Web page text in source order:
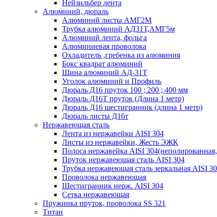
Нейзильбер лента
Алюминий, дюраль
Алюминий листы АМГ2М
Трубка алюминий АД31Т,АМГ5м
Алюминий лента, фольга
Алюминиевая проволока
Охладитель ,гребенка из алюминия
Бокс квадрат алюминий
Шина алюминий АД-31Т
Уголок алюминий и Профиль
Дюраль Д16 пруток 100 ; 200 ; 400 мм
Дюраль Д16Т пруток (Длина 1 метр)
Дюраль Д16 шестигранник (длина 1 метр)
Дюраль листы Д16т
Нержавеющая сталь
Лента из нержавейки AISI 304
Листы из нержавейки, Жесть ЭЖК
Полоса нержавейка АISI
Пруток нержавеющая сталь AISI 304
Трубка нержавеющая сталь зеркальная AISI
Проволока нержавеющая
Шестигранник нерж. AISI 304
Сетка нержавеющая
Пружинка пруток, проволока SS 321
Титан